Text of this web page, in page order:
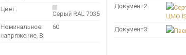
Цвет:
Серый RAL 7035
Номинальное
напряжение, В:
60
Документ2:
ЦМО
Документ3: